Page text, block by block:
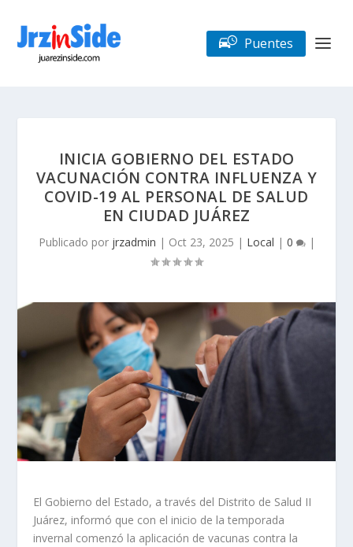
Puentes
INICIA GOBIERNO DEL ESTADO
VACUNACIÓN CONTRA INFLUENZA Y
COVID-19 AL PERSONAL DE SALUD
EN CIUDAD JUÁREZ
Publicado por jrzadmin | Oct 23, 2025 | Local | 0 |
El Gobierno del Estado, a través del Distrito de Salud II
Juárez, informó que con el inicio de la temporada
invernal comenzó la aplicación de vacunas contra la